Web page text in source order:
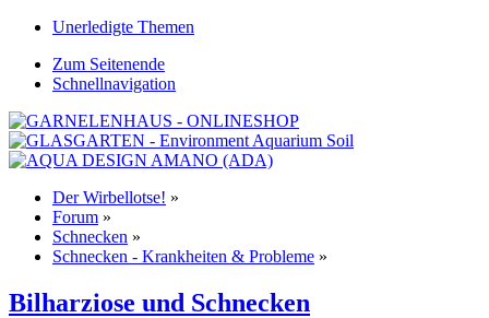
Unerledigte Themen
Zum Seitenende
Schnellnavigation
Der Wirbellotse! »
Forum »
Schnecken »
Schnecken - Krankheiten & Probleme »
Bilharziose und Schnecken